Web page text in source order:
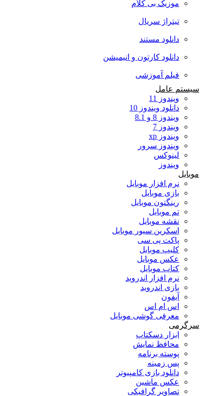
موزیک بی کلام
تیتراژ سریال
دانلود مستند
دانلود کارتون و انیمیشن
فیلم آموزشی
سیستم عامل
ویندوز 11
دانلود ویندوز 10
ویندوز 8 و 8.1
ویندوز 7
ویندوز xp
ویندوز سرور
لینوکس
ویندوز
موبایل
نرم افزار موبایل
بازی موبایل
رینگتون موبایل
تم موبایل
نقشه موبایل
اسکرین سیور موبایل
پاکت پی سی
کلیپ موبایل
عکس موبایل
کتاب موبایل
نرم افزار اندروید
بازی اندروید
آیفون
اس ام اس
معرفی گوشی موبایل
سرگرمی
ابزار دسکتاپ
محافظ نمایش
پوسته برنامه
پس زمینه
دانلود بازی کامپیوتر
عکس ماشین
تصاویر گرافیکی